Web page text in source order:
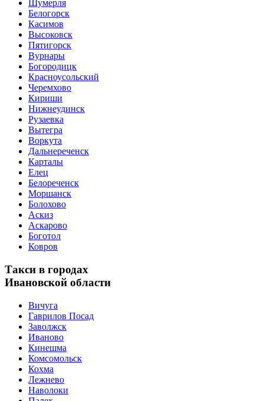
Шумерля
Белогорск
Касимов
Высоковск
Пятигорск
Вурнары
Богородицк
Красноусольский
Черемхово
Кириши
Нижнеудинск
Рузаевка
Вытегра
Воркута
Дальнереченск
Карталы
Елец
Белореченск
Моршанск
Болохово
Аскиз
Аскарово
Боготол
Ковров
Такси в городах
Ивановской области
Вичуга
Гаврилов Посад
Заволжск
Иваново
Кинешма
Комсомольск
Кохма
Лежнево
Наволоки